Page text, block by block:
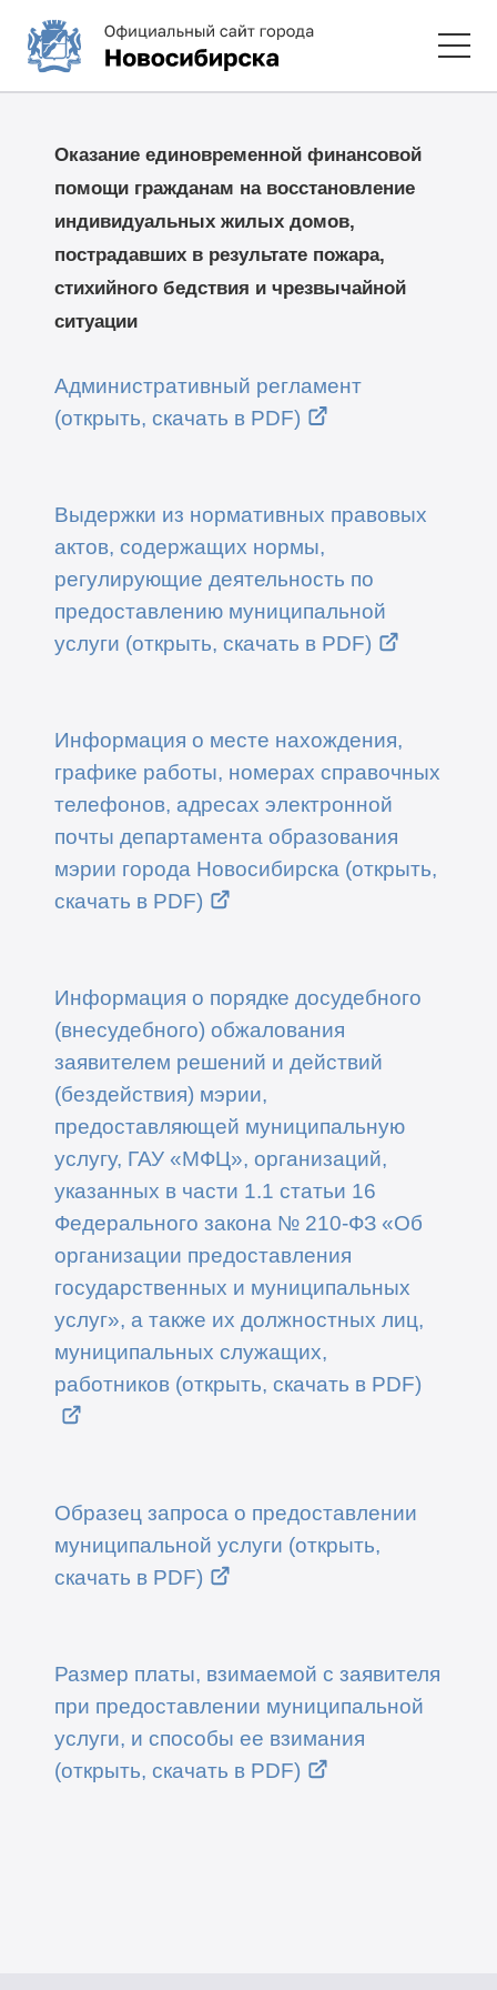
Оказание единовременной финансовой
помощи гражданам на восстановление
индивидуальных жилых домов,
пострадавших в результате пожара,
стихийного бедствия и чрезвычайной
ситуации
Административный регламент
(открыть, скачать в PDF)
Выдержки из нормативных правовых
актов, содержащих нормы,
регулирующие деятельность по
предоставлению муниципальной
услуги (открыть, скачать в PDF)
Информация о месте нахождения,
графике работы, номерах справочных
телефонов, адресах электронной
почты департамента образования
мэрии города Новосибирска (открыть,
скачать в PDF)
Информация о порядке досудебного
(внесудебного) обжалования
заявителем решений и действий
(бездействия) мэрии,
предоставляющей муниципальную
услугу, ГАУ «МФЦ», организаций,
указанных в части 1.1 статьи 16
Федерального закона № 210-ФЗ «Об
организации предоставления
государственных и муниципальных
услуг», а также их должностных лиц,
муниципальных служащих,
работников (открыть, скачать в PDF)
Образец запроса о предоставлении
муниципальной услуги (открыть,
скачать в PDF)
Размер платы, взимаемой с заявителя
при предоставлении муниципальной
услуги, и способы ее взимания
(открыть, скачать в PDF)